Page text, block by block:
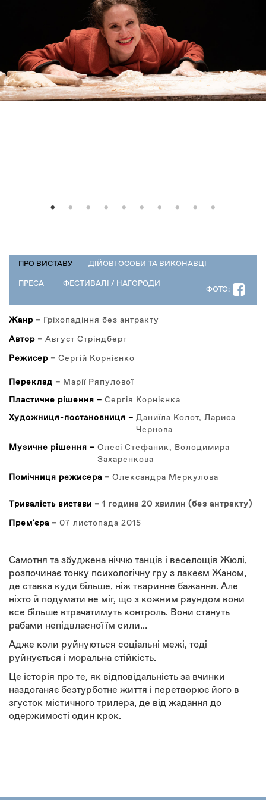
РЕПЕРТУАР
ПРО ВИСТАВУ (АКТИВНА
ДІЙОВІ ОСОБИ ТА ВИКОНАВЦІ
ПРЕСА ФЕСТИВАЛІ / НАГОРОДИ
ФОТО:
Жанр – Гріхопадіння без антракту
Автор – Август Стріндберг
Режисер – Сергій Корнієнко
Переклад – Марії Ряпулової
Пластичне рішення – Сергія Корнієнка
Художниця-постановниця – Даниїла Колот, Лариса
Чернова
Музичне рішення – Олесі Стефаник, Володимира
Захаренкова
Помічниця режисера – Олександра Меркулова
Тривалість вистави – 1 година 20 хвилин (без антракту)
Прем'єра – 07 листопада 2015
Самотня та збуджена ніччю танців і веселощів Жюлі,
розпочинає тонку психологічну гру з лакеєм Жаном,
де ставка куди більше, ніж тваринне бажання. Але
ніхто й подумати не міг, що з кожним раундом вони
все більше втрачатимуть контроль. Вони стануть
рабами непідвласної їм сили…
Адже коли руйнуються соціальні межі, тоді
руйнується і моральна стійкість.
Це історія про те, як відповідальність за вчинки
наздоганяє безтурботне життя і перетворює його в
згусток містичного трилера, де від жадання до
одержимості один крок.